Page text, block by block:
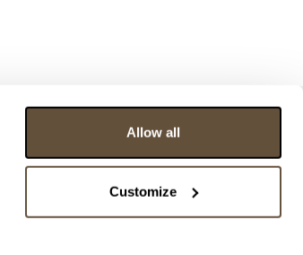
Allow all
Customize